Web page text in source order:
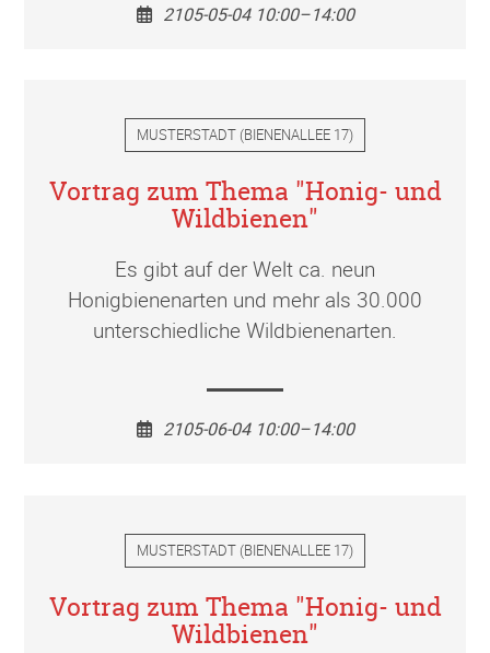
2105-05-04 10:00–14:00
MUSTERSTADT (BIENENALLEE 17)
Vortrag zum Thema "Honig- und
Wildbienen"
Es gibt auf der Welt ca. neun
Honigbienenarten und mehr als 30.000
unterschiedliche Wildbienenarten.
2105-06-04 10:00–14:00
MUSTERSTADT (BIENENALLEE 17)
Vortrag zum Thema "Honig- und
Wildbienen"